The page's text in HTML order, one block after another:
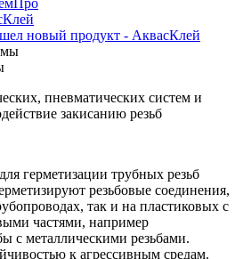
новый продукт - АквасКлей
пневматических систем и
закисанию резьб
герметизации трубных резьб
резьбовые соединения,
так и на пластиковых с
частями, например
с металлическими резьбами.
к агрессивным средам.